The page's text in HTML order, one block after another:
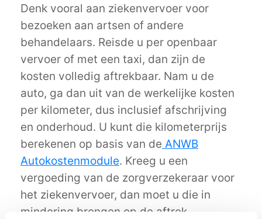
Denk vooral aan ziekenvervoer voor
bezoeken aan artsen of andere
behandelaars. Reisde u per openbaar
vervoer of met een taxi, dan zijn de
kosten volledig aftrekbaar. Nam u de
auto, ga dan uit van de werkelijke kosten
per kilometer, dus inclusief afschrijving
en onderhoud. U kunt die kilometerprijs
berekenen op basis van de ANWB
Autokostenmodule. Kreeg u een
vergoeding van de zorgverzekeraar voor
het ziekenvervoer, dan moet u die in
mindering brengen op de aftrek.